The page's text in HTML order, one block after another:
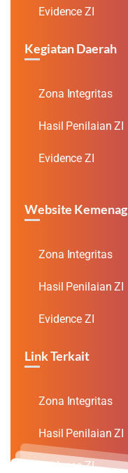
Evidence ZI
Kegiatan Daerah
Zona Integritas
Hasil Penilaian ZI
Evidence ZI
Website Kemenag
Zona Integritas
Hasil Penilaian ZI
Evidence ZI
Link Terkait
Zona Integritas
Hasil Penilaian ZI
Evidence ZI